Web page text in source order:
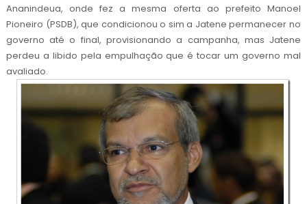
Ananindeua, onde fez a mesma oferta ao prefeito Manoel
Pioneiro (PSDB), que condicionou o sim a Jatene permanecer no
governo até o final, provisionando a campanha, mas Jatene
perdeu a libido pela empulhação que é tocar um governo mal
avaliado.